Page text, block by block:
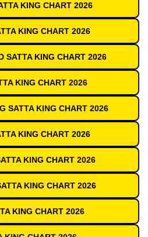
KING CHART 2026
KING CHART 2026
SATTA KING CHART 2026
KING CHART 2026
SATTA KING CHART 2026
KING CHART 2026
KING CHART 2026
KING CHART 2026
KING CHART 2026